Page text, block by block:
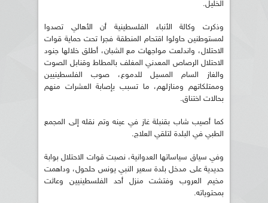
الخليل.
وذكرت وكالة الأنباء الفلسطينية أن الأهالي تصدوا
لمستوطنين حاولوا اقتحام المنطقة فجرا تحت حماية قوات
الاحتلال، واندلعت مواجهات مع الشبان، أطلق خلالها جنود
الاحتلال الرصاص المعدني المغلف بالمطاط وقنابل الصوت
والغاز السام المسيل للدموع، صوب الفلسطينيين
وممتلكاتهم ومنازلهم، ما تسبب بإصابة العشرات منهم
بحالات اختناق.
كما أصيب شاب بقنبلة غاز في عينه وتم نقله إلى المجمع
الطبي في البلدة لتلقي العلاج.
وفي سياق سياساتها العدوانية، نصبت قوات الاحتلال بوابة
حديدية على مدخل بلدة سعير النبي يونس حلحول، وداهمت
مخيم العروب وفتشت منزل أحد الفلسطينيين وعاثت
بمحتوياته.